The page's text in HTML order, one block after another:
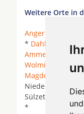
Weitere Orte in
Angern
*
Ammensleben*
Wolmirstedt
*
Magdeburg
*
Sülzetal *
*